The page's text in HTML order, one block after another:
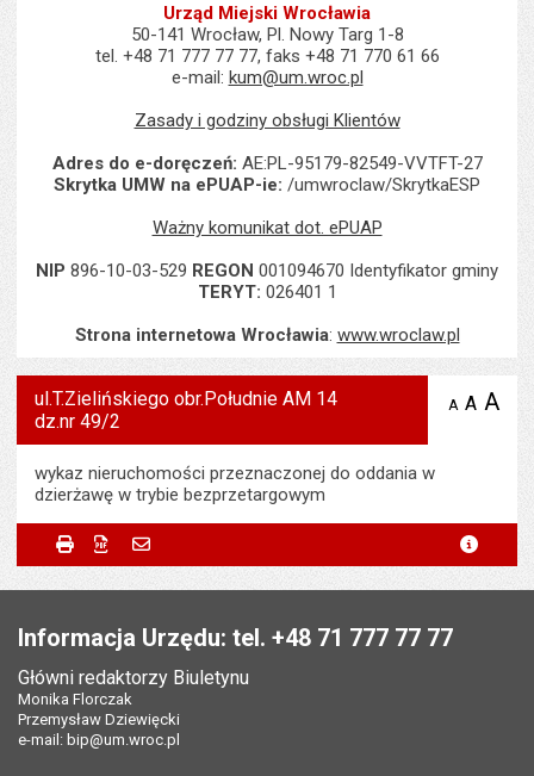
Urząd Miejski Wrocławia
50-141 Wrocław, Pl. Nowy Targ 1-8
tel. +48 71 777 77 77, faks +48 71 770 61 66
e-mail: kum@um.wroc.pl
Zasady i godziny obsługi Klientów
Adres do e-doręczeń: AE:PL-95179-82549-VVTFT-27
Skrytka UMW na ePUAP-ie: /umwroclaw/SkrytkaESP
Ważny komunikat dot. ePUAP
NIP 896-10-03-529 REGON 001094670 Identyfikator gminy
TERYT: 026401 1
Strona internetowa Wrocławia: www.wroclaw.pl
ul.T.Zielińskiego obr.Południe AM 14
dz.nr 49/2
A zmniejsz
A A
wykaz nieruchomości przeznaczonej do oddania w
dzierżawę w trybie bezprzetargowym
Metryczka
Odpowiedzialny za treść:
Zawiślak
Opublikował w BIP:
Ewa Matras
Data opublikowania:
Liczba wyświetleń:
Powiadom znajomego
Powiadom znajomego
Twoje imię i nazwisko
Twój adres e-mail Pole wymagane
Tytuł e-mailaPole wymagane
*
Adres e-mail znajomego
Drukuj Zapisz do PDF
Informacja Urzędu: tel. +48 71 777 77 77
Główni redaktorzy Biuletynu
Monika Florczak
Przemysław Dziewięcki
e-mail: bip@um.wroc.pl